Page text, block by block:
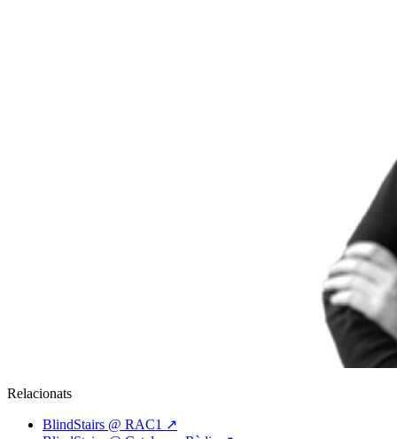
Relacionats
BlindStairs @ RAC1 ↗